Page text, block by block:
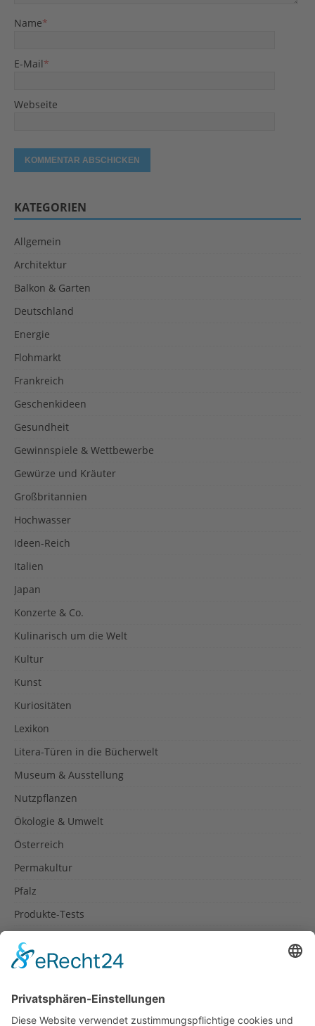
Name*
E-Mail*
Webseite
KATEGORIEN
Allgemein
Architektur
Balkon & Garten
Deutschland
Energie
Flohmarkt
Frankreich
Geschenkideen
Gesundheit
Gewinnspiele & Wettbewerbe
Gewürze und Kräuter
Großbritannien
Hochwasser
Ideen-Reich
Italien
Japan
Konzerte & Co.
Kulinarisch um die Welt
Kultur
Kunst
Kuriositäten
Lexikon
Litera-Türen in die Bücherwelt
Museum & Ausstellung
Nutzpflanzen
Ökologie & Umwelt
Österreich
Permakultur
Pfalz
Produkte-Tests
Rezepte
Spanien